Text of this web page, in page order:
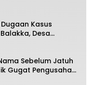
Kasus
Desa
Tuntas
Sebelum Jatuh
Gugat Pengusaha
Desa